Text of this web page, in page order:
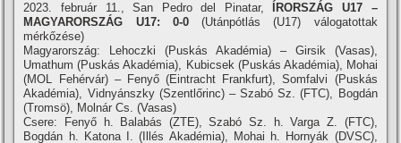
2023. február 11., San Pedro del Pinatar,
ÍRORSZÁG U17 –
MAGYARORSZÁG U17: 0-0(Utánpótlás (U17) válogatottak
mérkőzése)
Magyarország: Lehoczki (Puskás Akadémia) – Girsik (Vasas),
Umathum (Puskás Akadémia), Kubicsek (Puskás Akadémia), Mohai
(MOL Fehérvár) – Fenyő (Eintracht Frankfurt), Somfalvi (Puskás
Akadémia), Vidnyánszky (Szentlőrinc) – Szabó Sz. (FTC), Bogdán
(Tromsö), Molnár Cs. (Vasas)
Csere: Fenyő h. Balabás (ZTE), Szabó Sz. h. Varga Z. (FTC),
Bogdán h. Katona I. (Illés Akadémia), Mohai h. Hornyák (DVSC),